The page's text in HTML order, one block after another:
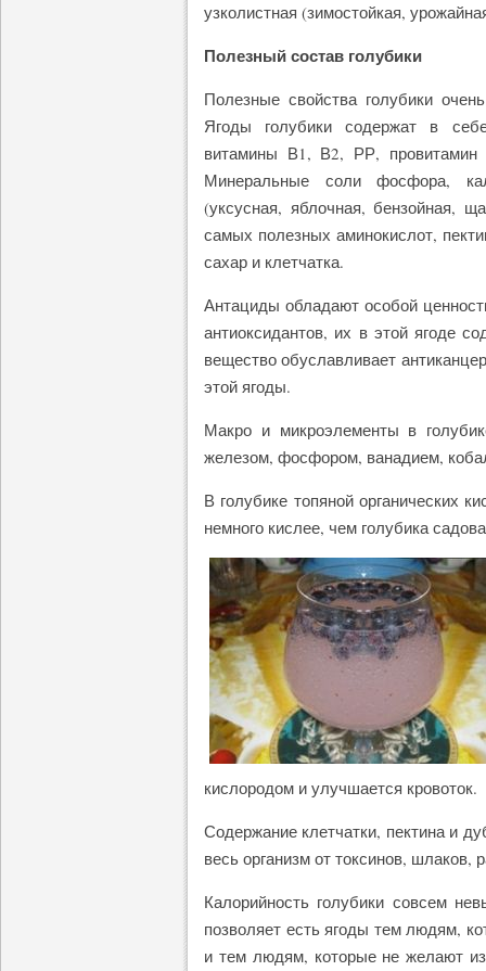
узколистная (зимостойкая,
Полезный состав голубики
Полезные свойства голубики
Ягоды голубики содержат в
витамины В1, В2, РР,
Минеральные соли фосфора,
(уксусная, яблочная, бензойная,
самых полезных аминокислот,
сахар и клетчатка.
Антациды обладают особой
антиоксидантов, их в этой ягоде
вещество обуславливает
этой ягоды.
Макро и микроэлементы в
железом, фосфором, ванадием,
В голубике топяной органических
немного кислее, чем голубика
кислородом и улучшается кровоток.
Содержание клетчатки, пектина и
весь организм от токсинов,
Калорийность голубики совсем
позволяет есть ягоды тем людям,
и тем людям, которые не желают